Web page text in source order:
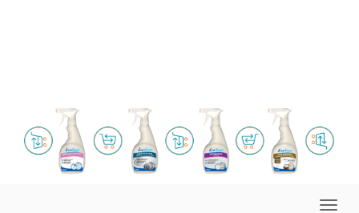
Toggle